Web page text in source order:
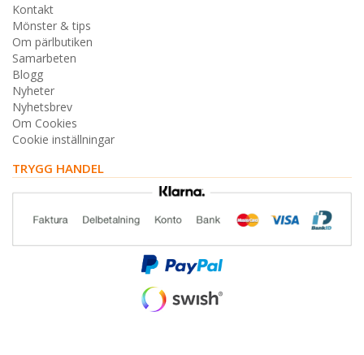
Kontakt
Mönster & tips
Om pärlbutiken
Samarbeten
Blogg
Nyheter
Nyhetsbrev
Om Cookies
Cookie inställningar
TRYGG HANDEL